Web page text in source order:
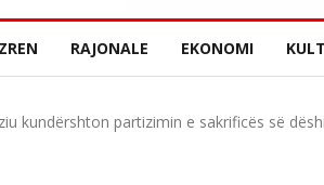
RAJONALE EKONOMI
kundërshton partizimin e sakrificës së